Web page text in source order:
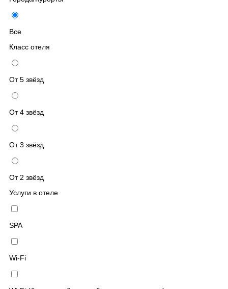
Все
Класс отеля
От 5 звёзд
От 4 звёзд
От 3 звёзд
От 2 звёзд
Услуги в отеле
SPA
Wi-Fi